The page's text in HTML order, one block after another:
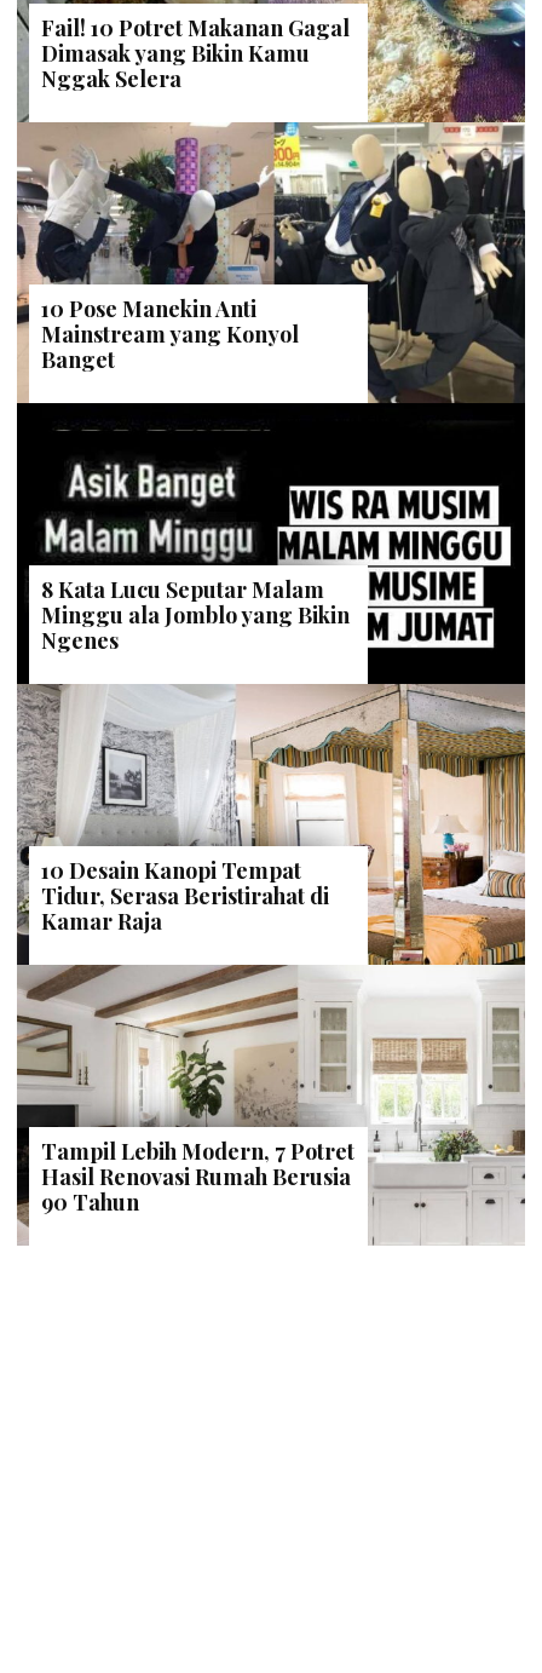
Fail! 10 Potret Makanan Gagal
Dimasak yang Bikin Kamu
Nggak Selera
10 Pose Manekin Anti
Mainstream yang Konyol
Banget
8 Kata Lucu Seputar Malam
Minggu ala Jomblo yang Bikin
Ngenes
10 Desain Kanopi Tempat
Tidur, Serasa Beristirahat di
Kamar Raja
Tampil Lebih Modern, 7 Potret
Hasil Renovasi Rumah Berusia
90 Tahun